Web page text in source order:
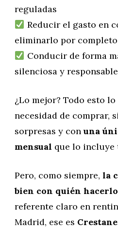
reguladas
Reducir el gasto en
eliminarlo por completo
Conducir de forma
silenciosa y responsable
¿Lo mejor? Todo esto
necesidad de comprar,
sorpresas y conuna
mensual que lo incluye
Pero, como siempre, la
bien con quién hacerlo
referente claro en
Madrid, ese es